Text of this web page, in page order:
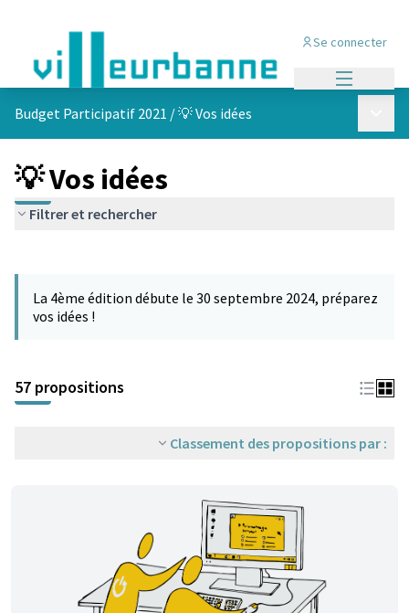
Se connecter
Budget Participatif 2021 /💡 Vos idées
💡 Vos idées
Filtrer et rechercher
La 4ème édition débute le 30 septembre 2024, préparez
vos idées !
57 propositions
Classement des propositions par :